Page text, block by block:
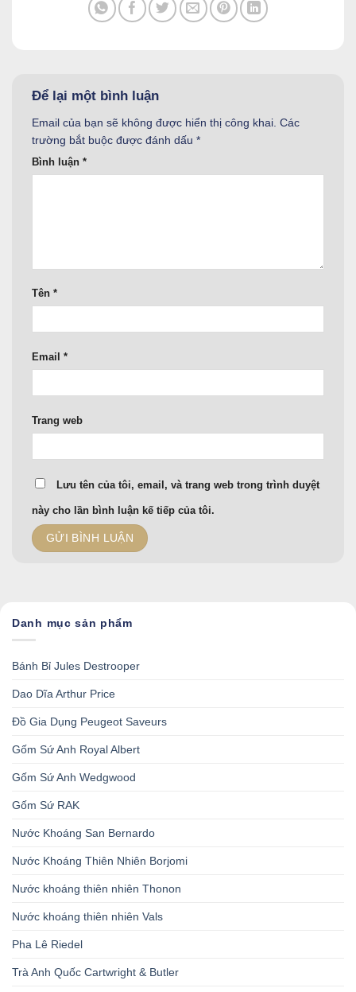
Để lại một bình luận
Email của bạn sẽ không được hiển thị công khai. Các
trường bắt buộc được đánh dấu *
Bình luận *
Tên *
Email *
Trang web
Lưu tên của tôi, email, và trang web trong trình duyệt
này cho lần bình luận kế tiếp của tôi.
Danh mục sản phẩm
Bánh Bỉ Jules Destrooper
Dao Dĩa Arthur Price
Đồ Gia Dụng Peugeot Saveurs
Gốm Sứ Anh Royal Albert
Gốm Sứ Anh Wedgwood
Gốm Sứ RAK
Nước Khoáng San Bernardo
Nước Khoáng Thiên Nhiên Borjomi
Nước khoáng thiên nhiên Thonon
Nước khoáng thiên nhiên Vals
Pha Lê Riedel
Trà Anh Quốc Cartwright & Butler